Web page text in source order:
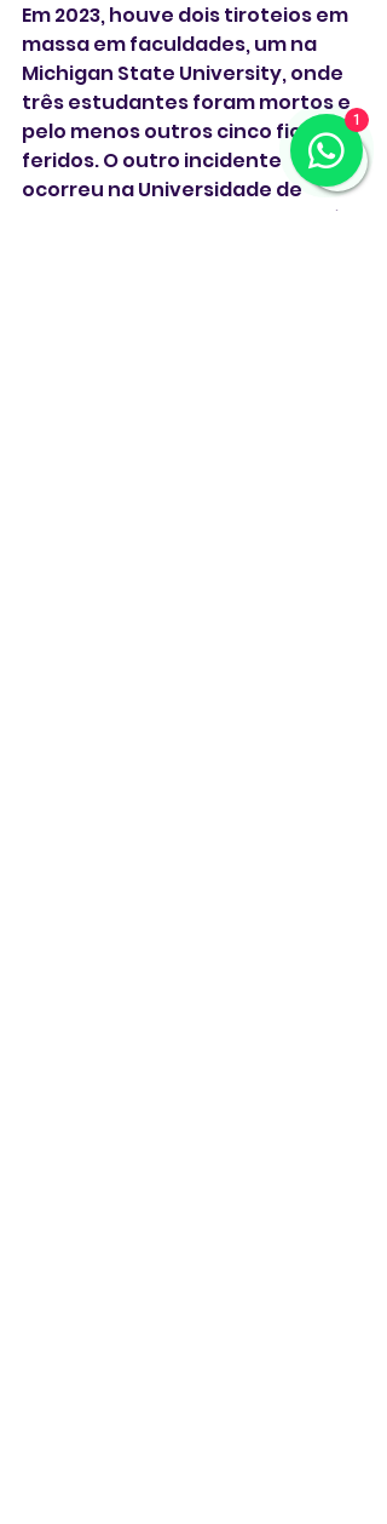
Em 2023, houve dois tiroteios em
massa em faculdades, um na
Michigan State University, onde
três estudantes foram mortos e
pelo menos outros cinco ficaram
feridos. O outro incidente
ocorreu na Universidade de
Nevada, em Las Vegas, onde três
1